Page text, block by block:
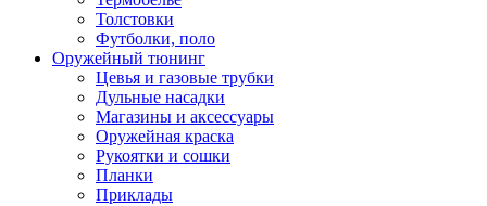
Толстовки
Футболки, поло
Оружейный тюнинг
Цевья и газовые трубки
Дульные насадки
Магазины и аксессуары
Оружейная краска
Рукоятки и сошки
Планки
Приклады